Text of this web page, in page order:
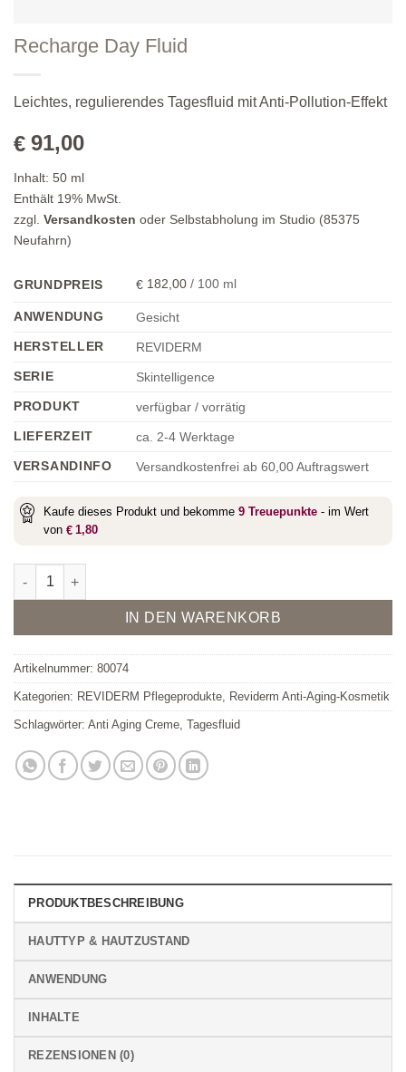
Recharge Day Fluid
Leichtes, regulierendes Tagesfluid mit Anti-Pollution-Effekt
€ 91,00
Inhalt: 50 ml
Enthält 19% MwSt.
zzgl. Versandkosten oder Selbstabholung im Studio (85375
Neufahrn)
GRUNDPREIS € 182,00 / 100 ml
ANWENDUNG
Gesicht
HERSTELLER
REVIDERM
SERIE
Skintelligence
PRODUKT
verfügbar / vorrätig
LIEFERZEIT
ca. 2-4 Werktage
VERSANDINFO
Versandkostenfrei ab 60,00 Auftragswert
Kaufe dieses Produkt und bekomme 9 Treuepunkte - im Wert
von € 1,80
Recharge Day Fluid Menge
IN DEN WARENKORB
Alternative:
Artikelnummer: 80074
Kategorien: REVIDERM Pflegeprodukte, Reviderm Anti-Aging-Kosmetik
Schlagwörter: Anti Aging Creme, Tagesfluid
PRODUKTBESCHREIBUNG
HAUTTYP & HAUTZUSTAND
ANWENDUNG
INHALTE
REZENSIONEN (0)